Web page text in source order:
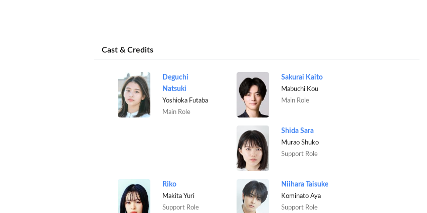
Cast & Credits
Deguchi
Natsuki
Yoshioka Futaba
Main Role
Sakurai Kaito
Mabuchi Kou
Main Role
Shida Sara
Murao Shuko
Support Role
Riko
Makita Yuri
Support Role
Niihara Taisuke
Kominato Aya
Support Role